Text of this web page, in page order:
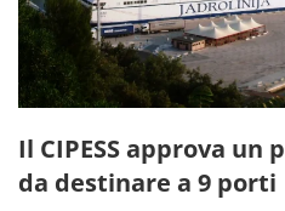
Il CIPESS approva un
da destinare a 9 porti